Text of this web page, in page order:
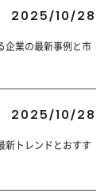
2025/10/28
企業の最新事例と市
2025/10/28
新トレンドとおすす